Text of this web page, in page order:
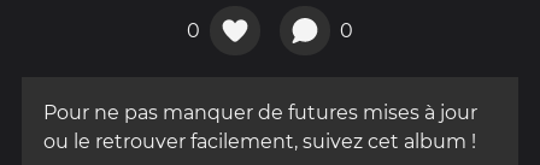
0 0
Pour ne pas manquer de futures mises à jour
ou le retrouver facilement, suivez cet album !